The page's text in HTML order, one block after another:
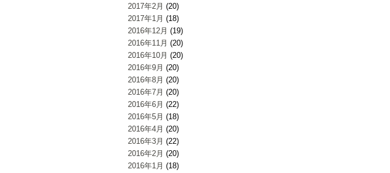
2017年2月 (20)
2017年1月 (18)
2016年12月 (19)
2016年11月 (20)
2016年10月 (20)
2016年9月 (20)
2016年8月 (20)
2016年7月 (20)
2016年6月 (22)
2016年5月 (18)
2016年4月 (20)
2016年3月 (22)
2016年2月 (20)
2016年1月 (18)